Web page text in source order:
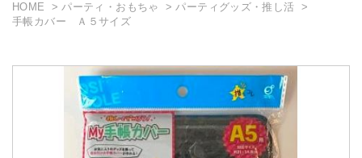
HOME パーティ・おもちゃ
パーティグッズ・推し活
手帳カバー Ａ５サイズ